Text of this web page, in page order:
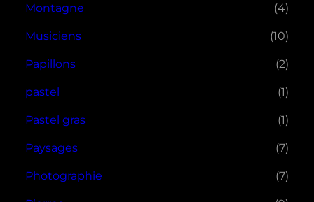
Montagne (4)
Musiciens (10)
Papillons (2)
pastel (1)
Pastel gras (1)
Paysages (7)
Photographie (7)